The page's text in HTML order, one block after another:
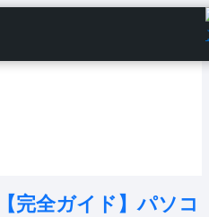
完全ガイド】パソコ